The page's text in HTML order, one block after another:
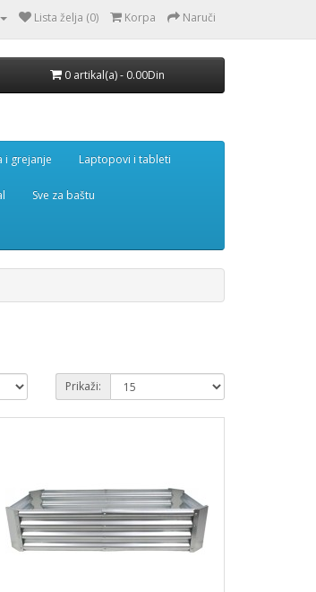
Lista želja (0) Korpa Naruči
0 artikal(a) - 0.00Din
i grejanje Laptopovi i tableti
Sve za baštu
Prikaži: